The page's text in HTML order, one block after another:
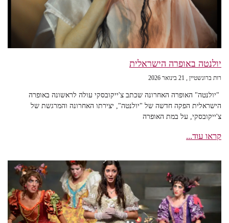
יולנטה באופרה הישראלית
רות ברונשטיין 21 בינואר 2026
"יולנטה" האופרה האחרונה שכתב צ'ייקובסקי עולה לראשונה באופרה
הישראלית הפקה חדשה של "יולנטה", יצירתו האחרונה והמרגשת של
צ'ייקובסקי, על במת האופרה
קראו עוד...